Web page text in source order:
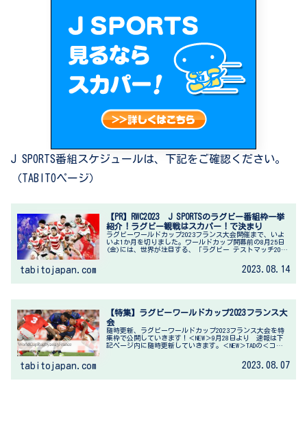
J SPORTS番組スケジュールは、下記をご確認ください。
（TABITOページ）
【PR】RWC2023 J SPORTSのラグビー番組枠一挙
紹介！ラグビー観戦はスカパー！で決まり
ラグビーワールドカップ2023フランス大会開催まで、いよ
いよ1か月を切りました。ワールドカップ開幕前の8月25日
(金)には、世界が注目する、「ラグビー テストマッチ2023
tabitojapan.com 2023.08.14
【特集】ラグビーワールドカップ2023フランス大
会
随時更新、ラグビーワールドカップ2023フランス大会を特
集枠で公開していきます！＜NEW＞9月28日より 速報は下
記ページ内に随時更新していきます。＜NEW＞TADの＜コラ
tabitojapan.com 2023.08.07